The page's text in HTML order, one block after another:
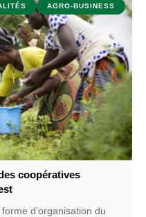
AGRO-BUSINESS
coopératives
d’organisation du